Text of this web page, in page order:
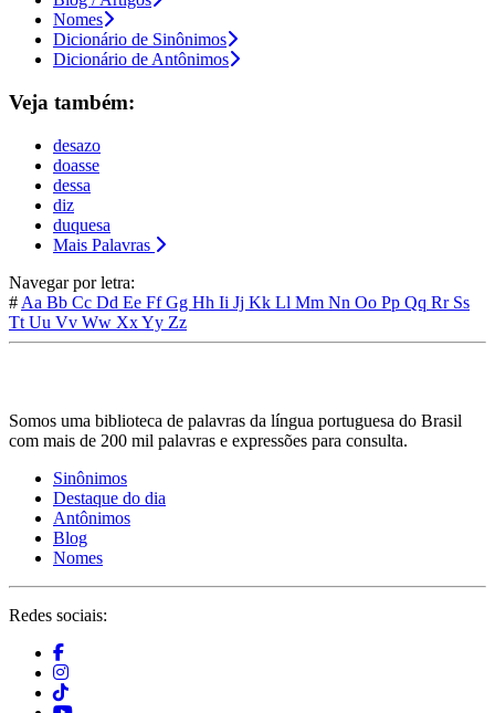
Nomes
Dicionário de Sinônimos
Dicionário de Antônimos
Veja também:
desazo
doasse
dessa
diz
duquesa
Mais Palavras
Navegar por letra:
# Aa Bb Cc Dd Ee FfGg Hh Ii Jj Kk Ll Mm Nn Oo Pp Qq Rr Ss
Tt Uu Vv Ww XxYy Zz
Somos uma biblioteca de palavras da língua portuguesa do Brasil
com mais de 200 mil palavras e expressões para consulta.
Sinônimos
Destaque do dia
Antônimos
Blog
Nomes
Redes sociais: